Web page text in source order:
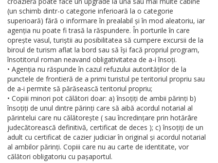
(un schimb dintr-o categorie inferioară la o categorie
superioară) fără o informare în prealabil și în mod aleatoriu, iar
agenția nu poate fi trasă la răspundere. În porturile în care
oprește vasul, turiștii au posibilitatea să cumpere excursii de la
biroul de turism aflat la bord sau să își facă propriul program,
însotitorul roman neavand obligativitatea de a-i însoți.
• Agenția nu răspunde în cazul refuzului autorităților de la
punctele de frontieră de a primi turistul pe teritoriul propriu sau
de a-i permite să părăsească teritoriul propriu;
• Copiii minori pot călători doar: a) însoțiți de ambii părinți b)
însoțiți de unul dintre părinți care să aibă acordul notarial al
părintelui care nu călătorește ( sau încredințare prin hotărâre
judecătorească definitivă, certificat de deces ); c) însoțiți de un
adult cu certificat de cazier judiciar în original și acordul notarial
al ambilor părinți. Copiii care nu au carte de identitate, vor
călători obligatoriu cu pașaportul.